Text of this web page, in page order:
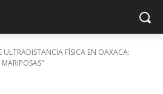
ULTRADISTANCIA FÍSICA EN OAXACA: